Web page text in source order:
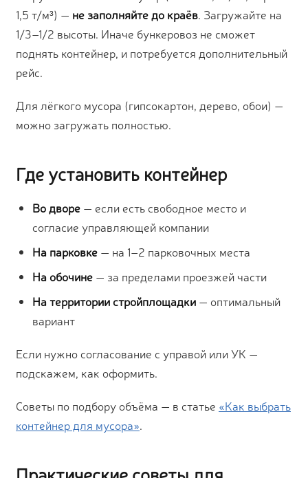
1,5 т/м³) — не заполняйте до краёв. Загружайте на
1/3–1/2 высоты. Иначе бункеровоз не сможет
поднять контейнер, и потребуется дополнительный
рейс.
Для лёгкого мусора (гипсокартон, дерево, обои) —
можно загружать полностью.
Где установить контейнер
Во дворе — если есть свободное место и
согласие управляющей компании
На парковке — на 1–2 парковочных места
На обочине — за пределами проезжей части
На территории стройплощадки — оптимальный
вариант
Если нужно согласование с управой или УК —
подскажем, как оформить.
Советы по подбору объёма — в статье «Как выбрать
контейнер для мусора».